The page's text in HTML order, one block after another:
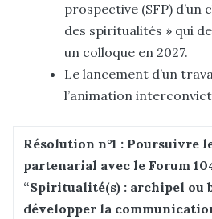
prospective (SFP)
des spiritualités » qui
un colloque en 2027.
Le lancement d’un
l’animation
Résolution n°1 : Poursuivre
partenarial avec le Forum
“Spiritualité(s) : archipel ou
développer la